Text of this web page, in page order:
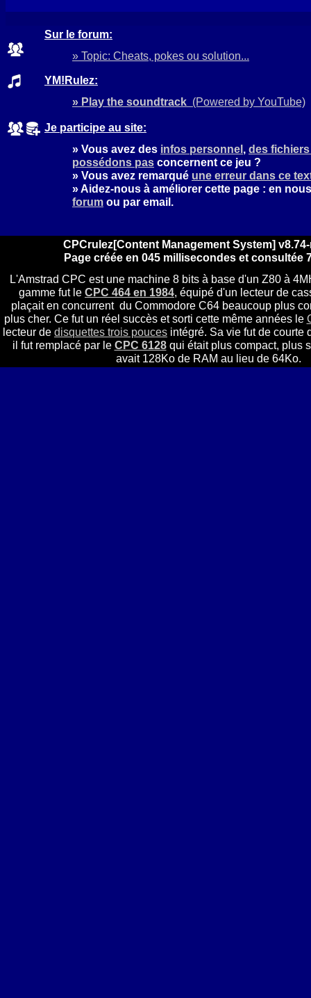
Sur le forum:
» Topic: Cheats, pokes ou solution...
YM!Rulez:
» Play the soundtrack (Powered by YouTube)
Je participe au site:
» Vous avez des infos personnel, des
possédons pas concernent ce jeu ?
» Vous avez remarqué une erreur dans ce
» Aidez-nous à améliorer cette page : en
forum ou par email.
CPCrulez[Content Management System]
Page créée en 045 millisecondes et consultée
L'Amstrad CPC est une machine 8 bits à base d'un Z80 à
gamme fut le CPC 464 en 1984, équipé d'un lecteur de
plaçait en concurrent du Commodore C64 beaucoup plus
plus cher. Ce fut un réel succès et sorti cette même années le
lecteur de disquettes trois pouces intégré. Sa vie fut de courte
il fut remplacé par le CPC 6128qui était plus compact, plus
avait 128Ko de RAM au lieu de 64Ko.